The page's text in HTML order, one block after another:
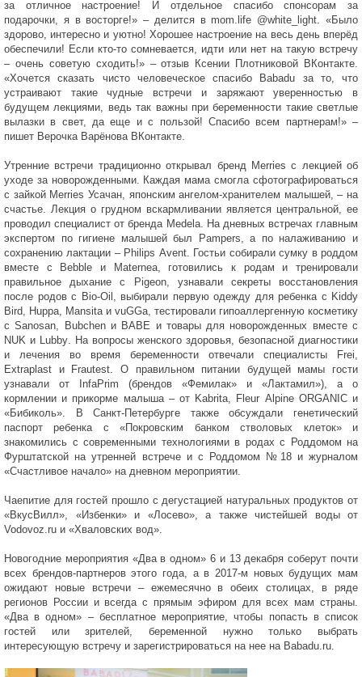
за отличное настроение! И отдельное спасибо спонсорам за
подарочки, я в восторге!» – делится в mom.life @white_light. «Было
здорово, интересно и уютно! Хорошее настроение на весь день вперёд
обеспечили! Если кто-то сомневается, идти или нет на такую встречу
– очень советую сходить!» – отзыв Ксении Плотниковой ВКонтакте.
«Хочется сказать чисто человеческое спасибо
Babadu
за то, что
устраивают такие чудные встречи и заряжают уверенностью в
будущем лекциями, ведь так важны при беременности такие светлые
вылазки в свет, да еще и с пользой! Спасибо всем партнерам!» –
пишет Верочка Варёнова ВКонтакте.
Утренние встречи традиционно открывал бренд Merries с лекцией об
уходе за новорожденными. Каждая мама смогла сфотографироваться
с зайкой Merries Усачан, японским ангелом-хранителем малышей, – на
счастье. Лекция о грудном вскармливании является центральной, ее
проводил специалист от бренда Medela. На дневных встречах главным
экспертом по гигиене малышей был
Pampers , а по налаживанию и
сохранению лактации – Philips Avent. Гостьи собирали сумку в роддом
вместе с
Bebble и Maternea, готовились к родам и тренировали
правильное дыхание с
Pigeon, узнавали секреты восстановления
после родов с Bio-Oil , выбирали первую одежду для ребенка с Kiddy
Bird
Huppa Mansita и vuGGa , тестировали гипоаллергенную косметику
сSanosan Bubchenи BABE и товары для новорожденных вместе с
NUK и Lubby . На вопросы женского здоровья, безопасной диагностики
и лечения во время беременности отвечали специалисты
Frei
Extraplast
и Frautest . О правильном питании будущей мамы гости
узнавали от
InfaPrim
(брендов «Фемилак» и «Лактамил»), а о
кормлении и прикорме малыша – от Kabrita Fleur Alpine ORGANIC и
«Бибиколь». В Санкт-Петербурге также обсуждали генетический
паспорт ребенка с «Покровским банком стволовых клеток» и
знакомились с современными технологиями в родах с Роддомом на
Фурштатской на утренней встрече и с Роддомом №18 и журналом
«Счастливое начало» на дневном мероприятии.
Чаепитие для гостей прошло с дегустацией натуральных продуктов от
«ВкусВилл», «Избенки» и «Лосево», а также чистейшей воды от
Vodovoz ru и «Хваловских вод».
Новогодние мероприятия «Два в одном» 6 и 13 декабря соберут почти
всех брендов-партнеров этого года, а в 2017-м новых будущих мам
ожидают новые встречи – ежемесячно в обеих столицах, в ряде
регионов России и всегда с прямым эфиром для всех мам страны.
«Два в одном» – бесплатное мероприятие, чтобы попасть в список
гостей или зрителей, беременной нужно только выбрать
интересующую встречу и зарегистрироваться на нее на Babadu ru